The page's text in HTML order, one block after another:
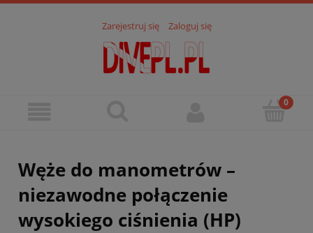
Zarejestruj się Zaloguj się
Węże do manometrów –
niezawodne połączenie
wysokiego ciśnienia (HP)